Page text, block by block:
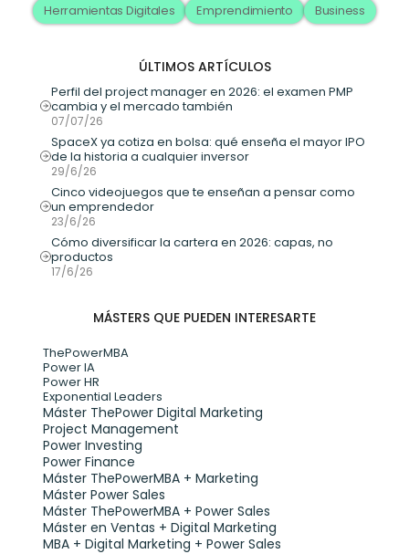
Herramientas Digitales
Emprendimiento Business
ÚLTIMOS ARTÍCULOS
Perfil del project manager en 2026: el examen PMP
cambia y el mercado también
07/07/26
SpaceX ya cotiza en bolsa: qué enseña el mayor IPO
de la historia a cualquier inversor
29/6/26
Cinco videojuegos que te enseñan a pensar como
un emprendedor
23/6/26
Cómo diversificar la cartera en 2026: capas, no
productos
17/6/26
MÁSTERS QUE PUEDEN INTERESARTE
ThePowerMBA
Power IA
Power HR
Exponential Leaders
Máster ThePower Digital Marketing
Project Management
Power Investing
Power Finance
Máster ThePowerMBA + Marketing
Máster Power Sales
Máster ThePowerMBA + Power Sales
Máster en Ventas + Digital Marketing
MBA + Digital Marketing + Power Sales